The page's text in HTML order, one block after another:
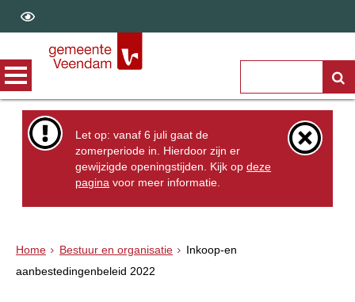
Let op: vanaf 6 juli gaat de
zomerperiode in. Hierdoor zijn er
gewijzigde openingstijden. Kijk opdeze
pagina voor meer informatie.
Home Bestuur en organisatie
Inkoop-en
aanbestedingenbeleid 2022